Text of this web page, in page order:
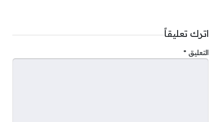
اترك تعليقاً
التعليق *